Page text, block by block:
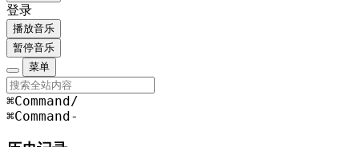
登录
播放音乐
暂停音乐
菜单
⌘Command /
⌘Command -